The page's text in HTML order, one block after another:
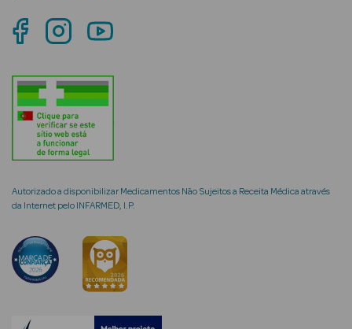
Ver Tudo
Cosmética
Rosto
Hidratantes
Creme de Olhos
envelhecimento
Autorizado a disponibilizar Medicamentos Não Sujeitos a Receita Médica através
da Internet pelo INFARMED, I.P.